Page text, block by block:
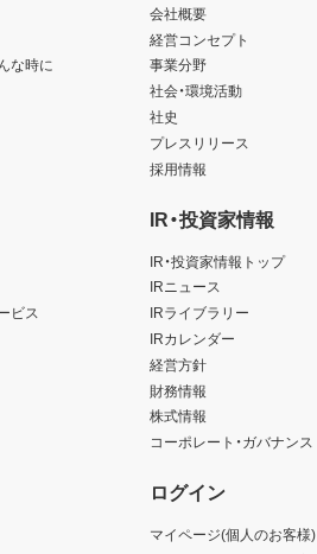
な時に
ビス
会社概要
経営コンセプト
事業分野
社会・環境活動
社史
プレスリリース
採用情報
IR・投資家情報
IR・投資家情報トップ
IRニュース
IRライブラリー
IRカレンダー
経営方針
財務情報
株式情報
コーポレート・ガバナンス
ログイン
マイページ(個人のお客様)